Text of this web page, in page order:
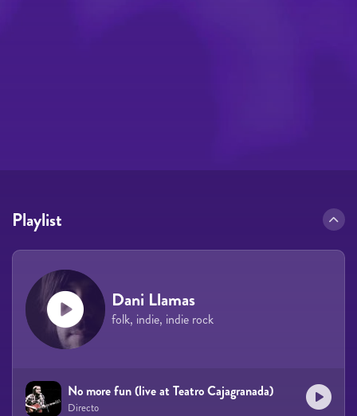
Playlist
Dani Llamas
folk, indie, indie rock
No more fun (live at Teatro Cajagranada)
Directo